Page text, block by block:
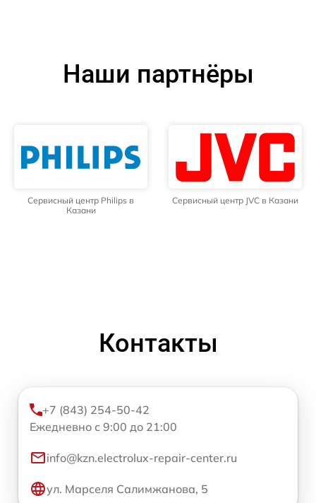
Наши партнёры
Сервисный центр Philips в
Казани
Сервисный центр JVC в Казани
Контакты
+7 (843) 254-50-42
Ежедневно с 9:00 до 21:00
info@kzn.electrolux-repair-center.ru
ул. Марселя Салимжанова, 5